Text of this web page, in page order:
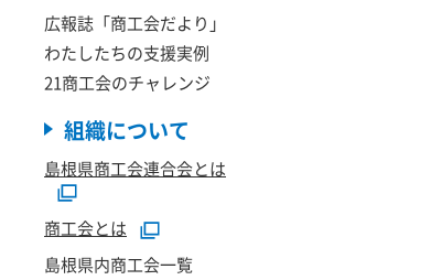
広報誌「商工会だより」
わたしたちの支援実例
21商工会のチャレンジ
組織について
島根県商工会連合会とは
商工会とは
島根県内商工会一覧